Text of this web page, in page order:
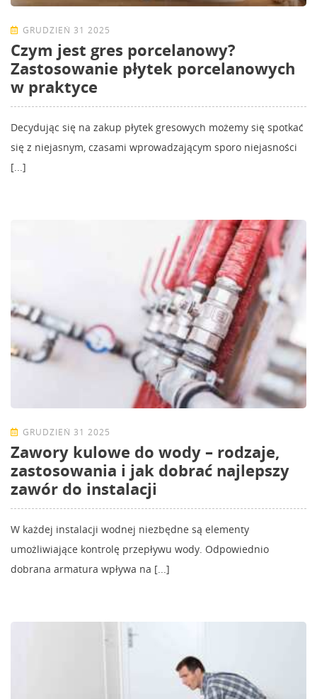
GRUDZIEŃ 31 2025
Czym jest gres porcelanowy?
Zastosowanie płytek porcelanowych
w praktyce
Decydując się na zakup płytek gresowych możemy się spotkać
się z niejasnym, czasami wprowadzającym sporo niejasności
[...]
GRUDZIEŃ 31 2025
Zawory kulowe do wody – rodzaje,
zastosowania i jak dobrać najlepszy
zawór do instalacji
W każdej instalacji wodnej niezbędne są elementy
umożliwiające kontrolę przepływu wody. Odpowiednio
dobrana armatura wpływa na [...]